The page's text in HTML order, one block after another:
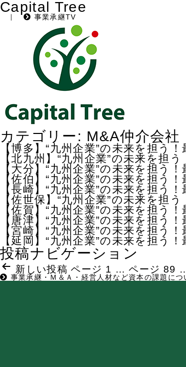
Capital Tree
｜ 事業承継TV
カテゴリー: M&A仲介会社
【博多】“九州企業”の未来を担う
【北九州】“九州企業”の未来を担
【大分】“九州企業”の未来を担う
【佐伯】“九州企業”の未来を担う
【長崎】“九州企業”の未来を担う
【佐世保】“九州企業”の未来を担
【佐賀】“九州企業”の未来を担う
【唐津】“九州企業”の未来を担う
【宮崎】“九州企業”の未来を担う
【延岡】“九州企業”の未来を担う
投稿ナビゲーション
新しい投稿 ページ 1 … ページ 89
事業承継・Ｍ＆Ａ・経営人材など資本の課題につ